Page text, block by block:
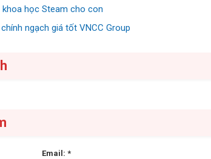
học Steam cho con
ngạch giá tốt VNCC Group
Email:*